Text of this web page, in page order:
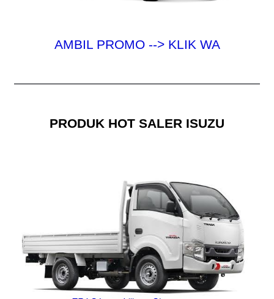
AMBIL PROMO --> KLIK WA
PRODUK HOT SALER ISUZU